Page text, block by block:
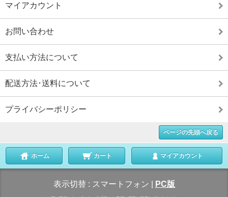
マイアカウント
お問い合わせ
支払い方法について
配送方法･送料について
プライバシーポリシー
ページの先頭へ戻る
ホーム カート マイアカウント
表示切替 : スマートフォン PC版